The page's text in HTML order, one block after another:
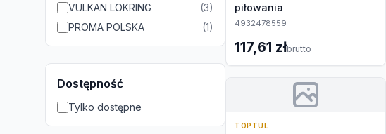
VULKAN LOKRING
(3)
PROMA POLSKA
(1)
Dostępność
Tylko dostępne
piłowania
4932478559
117,61 złbrutto
TOPTUL